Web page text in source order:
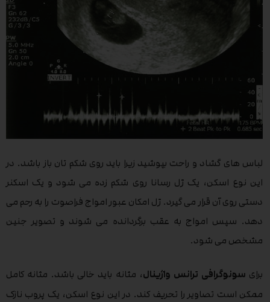
لباس های گشاد و راحت بپوشید زیرا باید روی شکم تان باز باشد. در
این نوع اسکن، یک ژل رسانا روی شکم زده می شود و یک اسکنر
دستی روی آن قرار می گیرد. ژل امکان عبور امواج فراصوت را به رحم می
دهد. سپس امواج به عقب برگردانده می شوند و تصویر جنین
مشخص می شود.
برای سونوگرافی ترانس واژینال، مثانه باید خالی باشد. مثانه کامل
ممکن است تصاویر را تحریف کند. در این نوع اسکن، یک پروب نازک